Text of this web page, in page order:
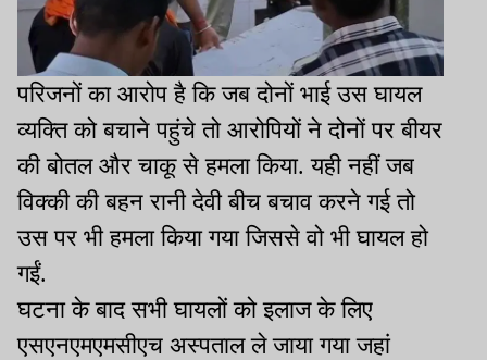
परिजनों का आरोप है कि जब दोनों भाई उस घायल
व्यक्ति को बचाने पहुंचे तो आरोपियों ने दोनों पर बीयर
की बोतल और चाकू से हमला किया. यही नहीं जब
विक्की की बहन रानी देवी बीच बचाव करने गई तो
उस पर भी हमला किया गया जिससे वो भी घायल हो
गईं.
घटना के बाद सभी घायलों को इलाज के लिए
एसएनएमएमसीएच अस्पताल ले जाया गया जहां